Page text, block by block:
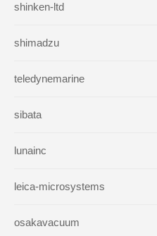
shinken-ltd
shimadzu
teledynemarine
sibata
lunainc
leica-microsystems
osakavacuum